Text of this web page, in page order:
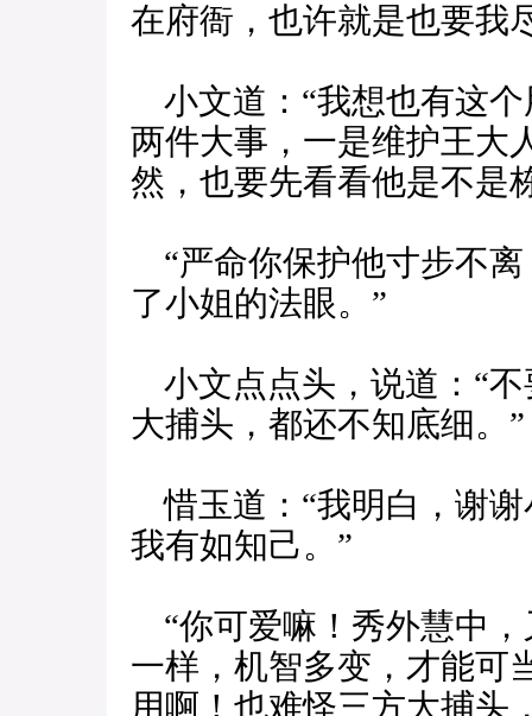
在府衙，也许就是也要我
小文道：“我想也有这
两件大事，一是维护王大
然，也要先看看他是不
“严命你保护他寸步不离
了小姐的法眼。”
小文点点头，说道：“
大捕头，都还不知底细。”
惜玉道：“我明白，谢
我有如知己。”
“你可爱嘛！秀外慧中，
一样，机智多变，才能可
用啊！也难怪三方大捕头